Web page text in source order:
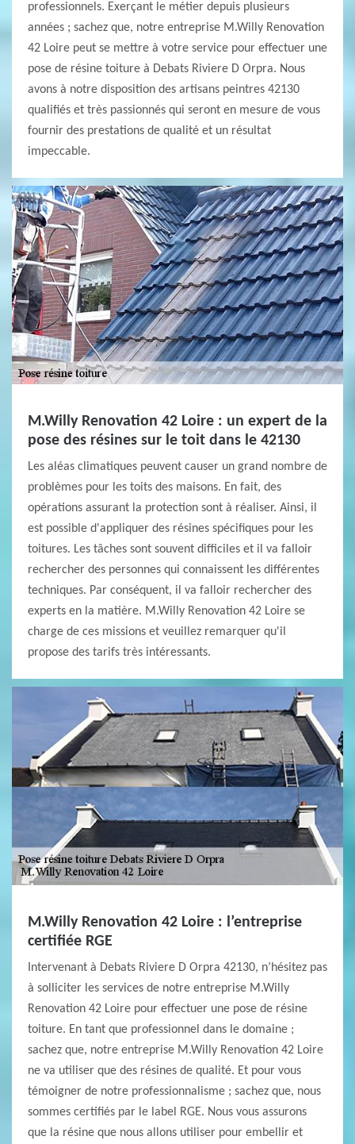
professionnels. Exerçant le métier depuis plusieurs
années ; sachez que, notre entreprise M.Willy Renovation
42 Loire peut se mettre à votre service pour effectuer une
pose de résine toiture à Debats Riviere D Orpra. Nous
avons à notre disposition des artisans peintres 42130
qualifiés et très passionnés qui seront en mesure de vous
fournir des prestations de qualité et un résultat
impeccable.
M.Willy Renovation 42 Loire : un expert de la
pose des résines sur le toit dans le 42130
Les aléas climatiques peuvent causer un grand nombre de
problèmes pour les toits des maisons. En fait, des
opérations assurant la protection sont à réaliser. Ainsi, il
est possible d'appliquer des résines spécifiques pour les
toitures. Les tâches sont souvent difficiles et il va falloir
rechercher des personnes qui connaissent les différentes
techniques. Par conséquent, il va falloir rechercher des
experts en la matière. M.Willy Renovation 42 Loire se
charge de ces missions et veuillez remarquer qu'il
propose des tarifs très intéressants.
M.Willy Renovation 42 Loire : l’entreprise
certifiée RGE
Intervenant à Debats Riviere D Orpra 42130, n’hésitez pas
à solliciter les services de notre entreprise M.Willy
Renovation 42 Loire pour effectuer une pose de résine
toiture. En tant que professionnel dans le domaine ;
sachez que, notre entreprise M.Willy Renovation 42 Loire
ne va utiliser que des résines de qualité. Et pour vous
témoigner de notre professionnalisme ; sachez que, nous
sommes certifiés par le label RGE. Nous vous assurons
que la résine que nous allons utiliser pour embellir et